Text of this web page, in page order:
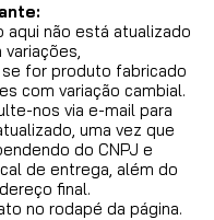
aqui não está atualizado
for produto fabricado
com variação cambial.
nos via e-mail para
uma vez que
do CNPJ e
de entrega, além do
final.
no rodapé da página.